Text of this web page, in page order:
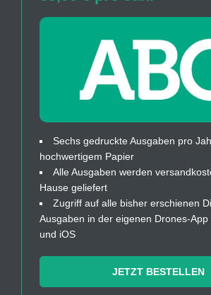
Sechs gedruckte Ausgaben pro
hochwertigem Papier
Alle Ausgaben werden
Hause geliefert
Zugriff auf alle bisher erschienen
Ausgaben in der eigenen Drones-App
und iOS
JETZT BESTELLEN